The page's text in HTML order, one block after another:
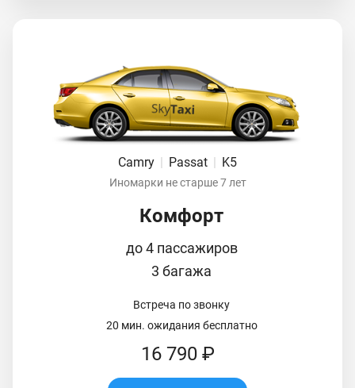
Camry Passat K5
Иномарки не старше 7 лет
Комфорт
до 4 пассажиров
3 багажа
Встреча по звонку
20 мин. ожидания бесплатно
16 790 ₽